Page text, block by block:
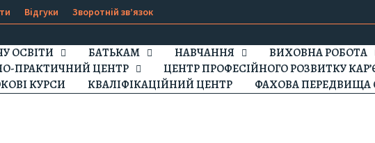
Відгуки Зворотній зв’язок
ОСВІТИ БАТЬКАМ НАВЧАННЯ ВИХОВНА РОБОТА
ПРАКТИЧНИЙ ЦЕНТР
ЦЕНТР ПРОФЕСІЙНОГО РОЗВИТКУ
КУРСИ КВАЛІФІКАЦІЙНИЙ ЦЕНТР ФАХОВА ПЕРЕДВИЩА